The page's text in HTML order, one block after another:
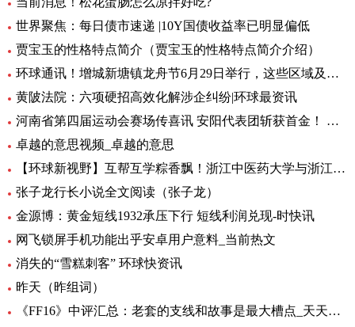
世界聚焦：每日债市速递 |10Y国债收益率已明显偏低
贾宝玉的性格特点简介（贾宝玉的性格特点简介介绍）
环球通讯！增城新塘镇龙舟节6月29日举行，这些区域及路段将有交通管制
黄陂法院：六项硬招高效化解涉企纠纷|环球最资讯
河南省第四届运动会赛场传喜讯 安阳代表团斩获首金！ 环球新要闻
卓越的意思视频_卓越的意思
【环球新视野】互帮互学粽香飘！浙江中医药大学与浙江商职院国际学生共度端午
张子龙行长小说全文阅读（张子龙）
金源博：黄金短线1932承压下行 短线利润兑现-时快讯
网飞锁屏手机功能出乎安卓用户意料_当前热文
消失的“雪糕刺客” 环球快资讯
昨天（昨组词）
《FF16》中评汇总：老套的支线和故事是最大槽点_天天头条